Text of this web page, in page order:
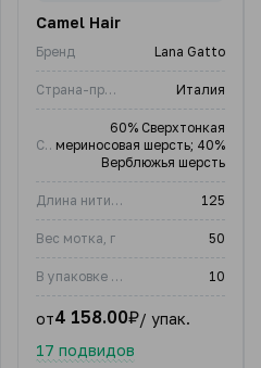
Camel Hair
Бренд Lana Gatto
Страна-производитель Италия
Состав
60% Сверхтонкая
мериносовая шерсть; 40%
Верблюжья шерсть
Длина нити, м 125
Вес мотка, г 50
В упаковке (шт) 10
от4 158.00₽/ упак.
17 подвидов